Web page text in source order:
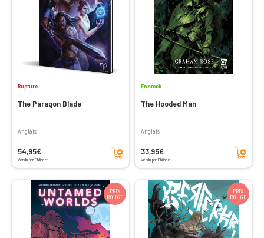
Rupture
The Paragon Blade
Anglais
54,95€
Vendu par Philibert
Ajouter au panier
En stock
The Hooded Man
Anglais
33,95€
Vendu par Philibert
Ajouter au panier
PRIX
ROUGE
PRIX
ROUGE